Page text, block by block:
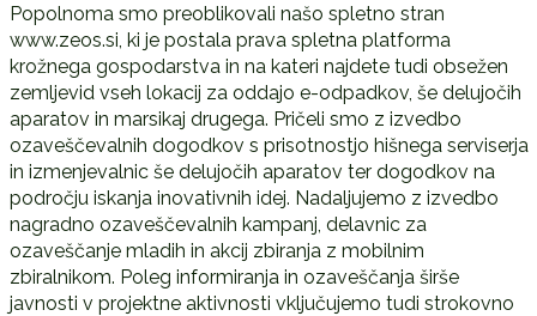
Popolnoma smo preoblikovali našo spletno stran
www.zeos.si, ki je postala prava spletna platforma
krožnega gospodarstva in na kateri najdete tudi obsežen
zemljevid vseh lokacij za oddajo e-odpadkov, še delujočih
aparatov in marsikaj drugega. Pričeli smo z izvedbo
ozaveščevalnih dogodkov s prisotnostjo hišnega serviserja
in izmenjevalnic še delujočih aparatov ter dogodkov na
področju iskanja inovativnih idej. Nadaljujemo z izvedbo
nagradno ozaveščevalnih kampanj, delavnic za
ozaveščanje mladih in akcij zbiranja z mobilnim
zbiralnikom. Poleg informiranja in ozaveščanja širše
javnosti v projektne aktivnosti vključujemo tudi strokovno